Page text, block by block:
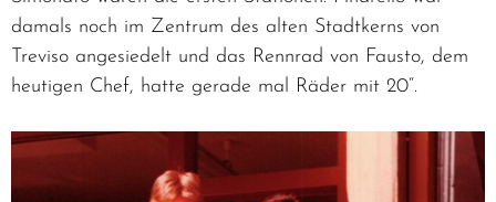
damals noch im Zentrum des alten Stadtkerns von
Treviso angesiedelt und das Rennrad von Fausto, dem
heutigen Chef, hatte gerade mal Räder mit 20“.